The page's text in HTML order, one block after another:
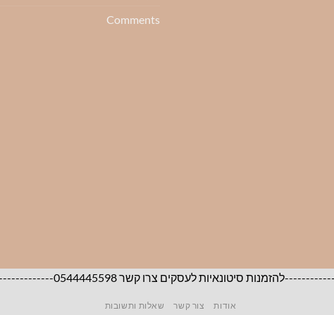
Comments
0544445598-----------------------------------------------------------------------
אודות צור קשר שאלות ותשובות